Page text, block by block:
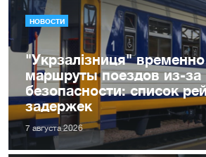
НОВОСТИ
"Укрзалізниця"
маршруты поездов из-за
безопасности: список
задержек
7 августа 2026